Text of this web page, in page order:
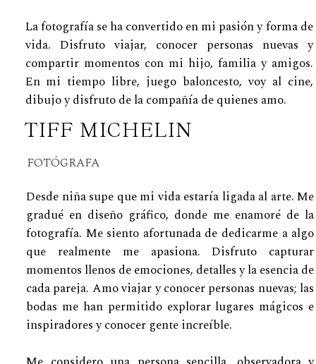
La fotografía se ha convertido en mi pasión y forma de
vida. Disfruto viajar, conocer personas nuevas y
compartir momentos con mi hijo, familia y amigos.
En mi tiempo libre, juego baloncesto, voy al cine,
dibujo y disfruto de la compañía de quienes amo.
TIFF MICHELIN
FOTÓGRAFA
Desde niña supe que mi vida estaría ligada al arte. Me
gradué en diseño gráfico, donde me enamoré de la
fotografía. Me siento afortunada de dedicarme a algo
que realmente me apasiona. Disfruto capturar
momentos llenos de emociones, detalles y la esencia de
cada pareja. Amo viajar y conocer personas nuevas; las
bodas me han permitido explorar lugares mágicos e
inspiradores y conocer gente increíble.